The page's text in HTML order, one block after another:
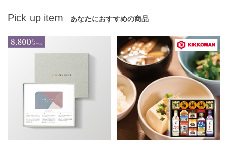
Pick up item あなたにおすすめの商品